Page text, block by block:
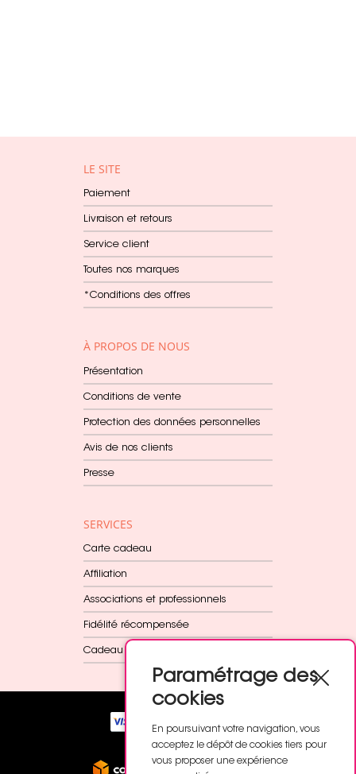
LE SITE
Paiement
Livraison et retours
Service client
Toutes nos marques
*Conditions des offres
À PROPOS DE NOUS
Présentation
Conditions de vente
Protection des données personnelles
Avis de nos clients
Presse
SERVICES
Carte cadeau
Affiliation
Associations et professionnels
Fidélité récompensée
Cadeau dès 60€
Paramétrage des
cookies
En poursuivant votre navigation, vous
acceptez le dépôt de cookies tiers pour
vous proposer une expérience